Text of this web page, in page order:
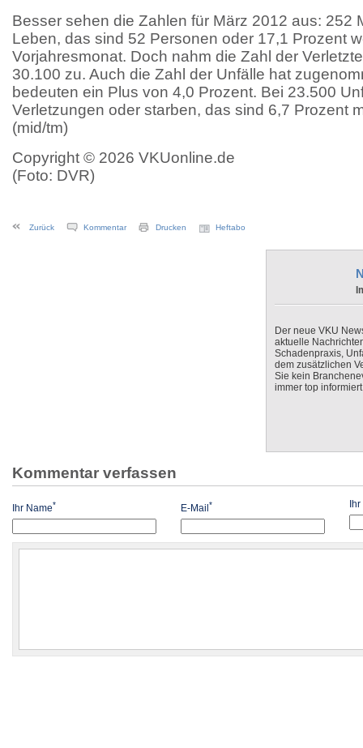
Besser sehen die Zahlen für März 2012 aus: 252
Leben, das sind 52 Personen oder 17,1 Prozent
Vorjahresmonat. Doch nahm die Zahl der
30.100 zu. Auch die Zahl der Unfälle hat
bedeuten ein Plus von 4,0 Prozent. Bei 23.500
Verletzungen oder starben, das sind 6,7 Prozent
(mid/tm)
Copyright © 2026 VKUonline.de
(Foto: DVR)
Zurück Kommentar Drucken Heftabo
Der neue VKU
aktuelle
Schadenpraxis,
dem zusätzlichen
Sie kein
immer top
Kommentar verfassen
Ihr Name* E-Mail *